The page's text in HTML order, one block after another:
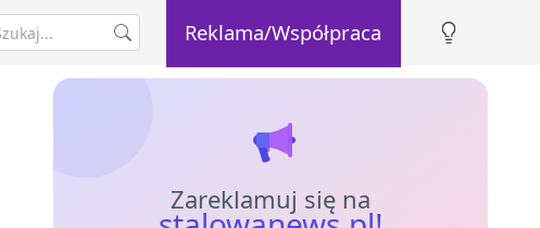
Reklama/Współpraca
Zareklamuj się na